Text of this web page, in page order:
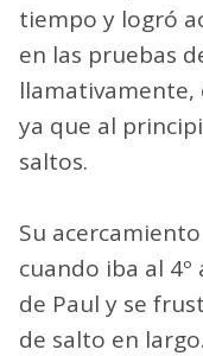
tiempo y logró
en las pruebas
llamativamente,
ya que al
saltos.
Su
cuando iba al 4º
de Paul y se
de salto en